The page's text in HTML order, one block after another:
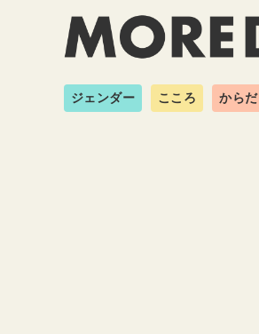
ジェンダー こころ からだ